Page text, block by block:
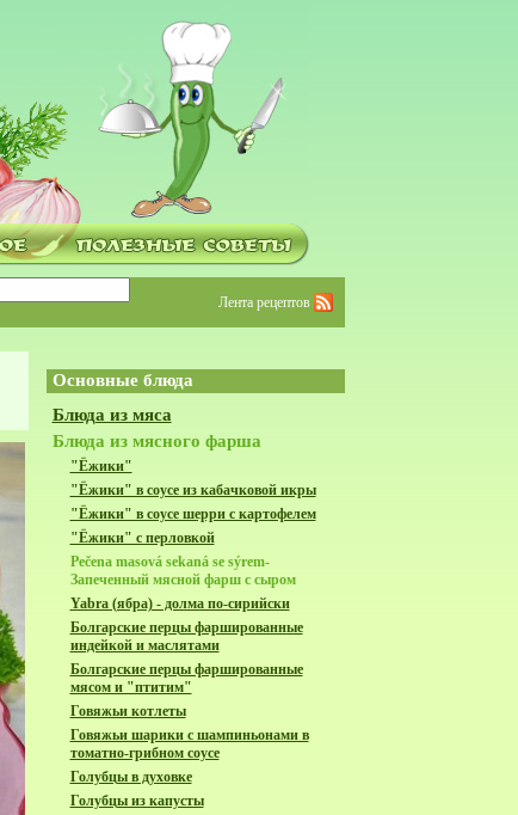
Лента рецептов
Основные блюда
Блюда из мяса
Блюда из мясного фарша
"Ёжики"
"Ёжики" в соусе из кабачковой икры
"Ёжики" в соусе шерри с картофелем
"Ёжики" с перловкой
Pečena masová sekaná se sýrem-
Запеченный мясной фарш с сыром
Yabra (ябра) - долма по-сирийски
Болгарские перцы фаршированные
индейкой и маслятами
Болгарские перцы фаршированные
мясом и "птитим"
Говяжьи котлеты
Говяжьи шарики с шампиньонами в
томатно-грибном соусе
Голубцы в духовке
Голубцы из капусты